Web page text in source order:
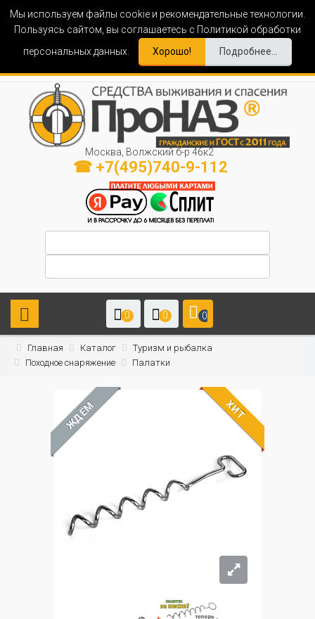
Мы используем файлы cookie и рекомендательные технологии.
Пользуясь сайтом, вы соглашаетесь с Политикой обработки
персональных данных.
Хорошо! Подробнее...
Москва, Волжский б-р 46к2
☎ +7(495)740-9-112
0 0 0
Главная Каталог
Туризм и рыбалка
Походное снаряжение
Палатки
ЖДЁМ ХИТ